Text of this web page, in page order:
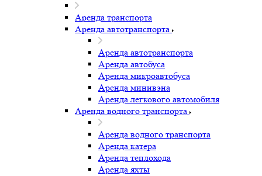
Аренда транспорта
Аренда автотранспорта
Аренда автотранспорта
Аренда автобуса
Аренда микроавтобуса
Аренда минивэна
Аренда легкового автомобиля
Аренда водного транспорта
Аренда водного транспорта
Аренда катера
Аренда теплохода
Аренда яхты